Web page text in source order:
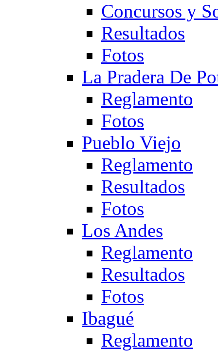
Concursos y
Resultados
Fotos
La Pradera De
Reglamento
Fotos
Pueblo Viejo
Reglamento
Resultados
Fotos
Los Andes
Reglamento
Resultados
Fotos
Ibagué
Reglamento